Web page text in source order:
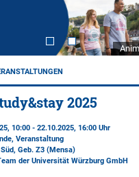
2025
10:00 - 22.10.2025, 16:00 Uhr
Veranstaltung
Geb. Z3 (Mensa)
der Universität Würzburg GmbH